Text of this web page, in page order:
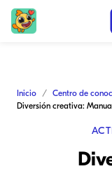
Inicio Centro de